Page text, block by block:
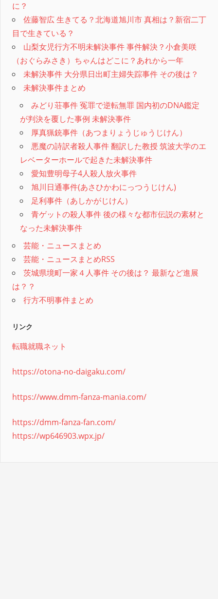
に？
佐藤智広 生きてる？北海道旭川市 真相は？新宿二丁
目で生きている？
山梨女児行方不明未解決事件 事件解決？小倉美咲
（おぐらみさき）ちゃんはどこに？あれから一年
未解決事件 大分県日出町主婦失踪事件 その後は？
未解決事件まとめ
みどり荘事件 冤罪で逆転無罪 国内初のDNA鑑定
が判決を覆した事例 未解決事件
厚真猟銃事件（あつまりょうじゅうじけん）
悪魔の詩訳者殺人事件 翻訳した教授 筑波大学のエ
レベーターホールで起きた未解決事件
愛知豊明母子4人殺人放火事件
旭川日通事件(あさひかわにっつうじけん)
足利事件（あしかがじけん）
青ゲットの殺人事件 後の様々な都市伝説の素材と
なった未解決事件
芸能・ニュースまとめ
芸能・ニュースまとめRSS
茨城県境町一家４人事件 その後は？ 最新など進展
は？？
行方不明事件まとめ
リンク
転職就職ネット
https://otona-no-daigaku.com/
https://www.dmm-fanza-mania.com/
https://dmm-fanza-fan.com/
https://wp646903.wpx.jp/